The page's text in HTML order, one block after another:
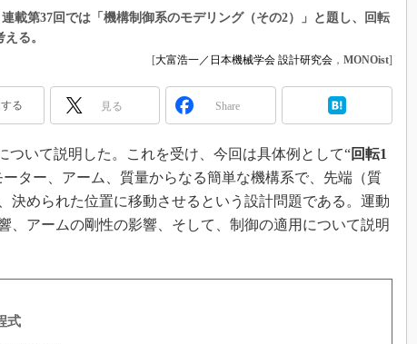
TECHNO-FRONTIER
スマート工場EXPO
日本ものづくりワールド
AUTOMOTIVE WORLD
産業オープンネット展
組み込みモデリング
Windows Embedded
車載ソフト開発
ISO26262
デジタルツインとCAE
S＆OP
イノベーション
載第37回では「機構制御系のモデリング（その2）」と題し、回転
る。
[大富浩一／日本機械学会 設計研究会 ， MONOist]
る 見る Share
ついて説明した。これを受け、今回は具体例として“回転1
ター、アーム、質量からなる簡単な機構系で、先端（質
決められた位置に移動させるという設計問題である。運動
、アームの剛性の影響、そして、制御の適用について説明
式